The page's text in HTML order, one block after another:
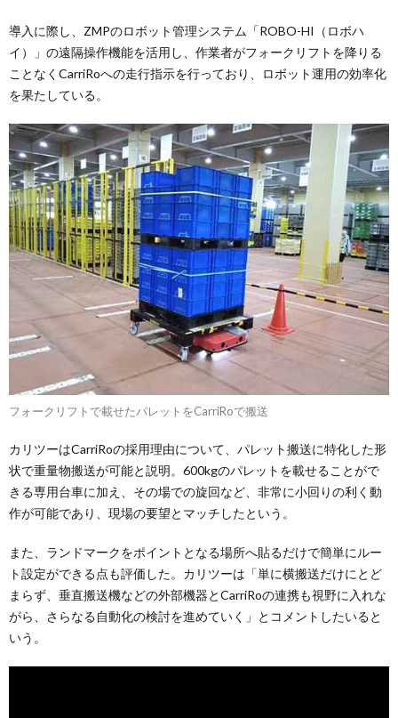
導入に際し、ZMPのロボット管理システム「ROBO-HI（ロボハ
イ）」の遠隔操作機能を活用し、作業者がフォークリフトを降りる
ことなくCarriRoへの走行指示を行っており、ロボット運用の効率化
を果たしている。
フォークリフトで載せたパレットをCarriRoで搬送
カリツーはCarriRoの採用理由について、パレット搬送に特化した形
状で重量物搬送が可能と説明。600kgのパレットを載せることがで
きる専用台車に加え、その場での旋回など、非常に小回りの利く動
作が可能であり、現場の要望とマッチしたという。
また、ランドマークをポイントとなる場所へ貼るだけで簡単にルー
ト設定ができる点も評価した。カリツーは「単に横搬送だけにとど
まらず、垂直搬送機などの外部機器とCarriRoの連携も視野に入れな
がら、さらなる自動化の検討を進めていく」とコメントしたいると
いう。